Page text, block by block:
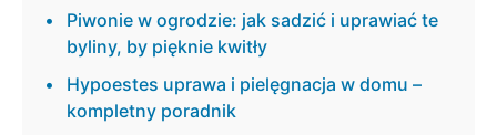
Piwonie w ogrodzie: jak sadzić i uprawiać te
byliny, by pięknie kwitły
Hypoestes uprawa i pielęgnacja w domu –
kompletny poradnik